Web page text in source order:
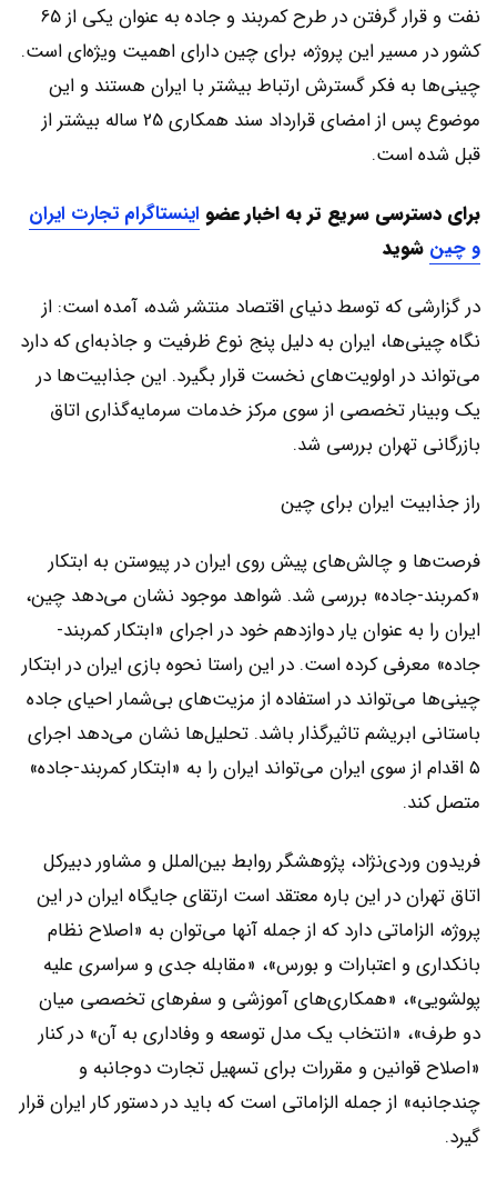
نفت و قرار گرفتن در طرح کمربند و جاده به عنوان یکی از 65
کشور در مسیر این پروژه، برای چین دارای اهمیت ویژه‌ای است.
چینی‌ها به فکر گسترش ارتباط بیشتر با ایران هستند و این
موضوع پس از امضای قرارداد سند همکاری 25 ساله بیشتر از
قبل شده است.
برای دسترسی سریع تر به اخبار عضو اینستاگرام تجارت ایران
و چین شوید
در گزارشی که توسط دنيای اقتصاد منتشر شده، آمده است: از
نگاه چینی‌ها، ایران به دلیل پنج نوع ظرفیت و جاذبه‌ای که دارد
می‌تواند در اولویت‌های نخست قرار بگیرد. این جذابیت‌ها در
یک وبینار تخصصی از سوی مرکز خدمات سرمایه‌گذاری اتاق
بازرگانی تهران بررسی شد.
راز جذابیت ایران برای چین
فرصت‌‌‌ها و چالش‌‌‌های پیش روی ایران در پیوستن به ابتکار
«کمربند-جاده» بررسی شد. شواهد موجود نشان می‌دهد چین،
ایران را به عنوان یار دوازدهم خود در اجرای «ابتکار کمربند-
جاده» معرفی کرده است. در این راستا نحوه بازی ایران در ابتکار
چینی‌‌‌ها می‌تواند در استفاده از مزیت‌‌‌های بی‌‌‌شمار احیای جاده
باستانی ابریشم تاثیرگذار باشد. تحلیل‌‌‌ها نشان می‌دهد اجرای
۵ اقدام از سوی ایران می‌تواند ایران را به «ابتکار کمربند-جاده»
متصل کند.
فریدون وردی‌‌‌نژاد، پژوهشگر روابط بین‌الملل و مشاور دبیرکل
اتاق تهران در این باره معتقد است ارتقای جایگاه ایران در این
پروژه، الزاماتی دارد که از جمله آنها می‌توان به «اصلاح نظام
بانکداری و اعتبارات و بورس»، «مقابله جدی و سراسری علیه
پولشویی»، «همکاری‌‌‌های آموزشی و سفرهای تخصصی میان
دو طرف»، «انتخاب یک مدل توسعه و وفاداری به آن» در کنار
«اصلاح قوانین و مقررات برای تسهیل تجارت دوجانبه و
چندجانبه» از جمله الزاماتی است که باید در دستور کار ایران قرار
گیرد.